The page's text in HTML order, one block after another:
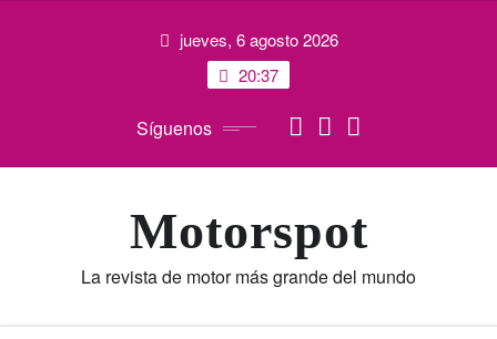
jueves, 6 agosto 2026
20:37
Síguenos
Motorspot
La revista de motor más grande del mundo